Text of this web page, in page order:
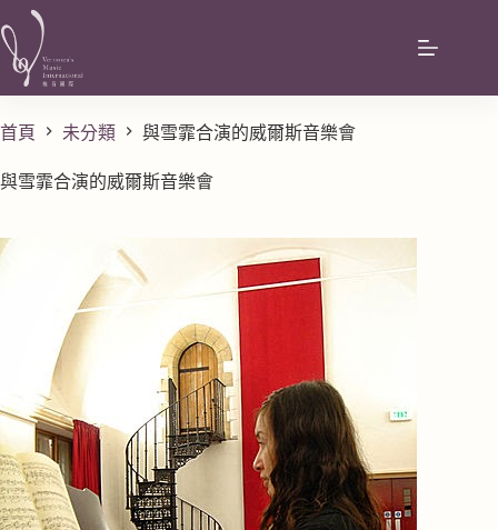
首頁 未分類 與雪霏合演的威爾斯音樂會
與雪霏合演的威爾斯音樂會